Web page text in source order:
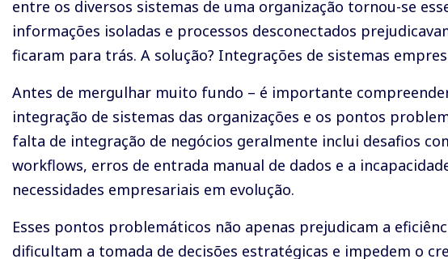
entre os diversos sistemas de uma organização tornou-se
informações isoladas e processos desconectados
ficaram para trás. A solução? Integrações de sistemas
Antes de mergulhar muito fundo – é importante
integração de sistemas das organizações e os pontos
falta de integração de negócios geralmente inclui desafios
workflows, erros de entrada manual de dados e a
necessidades empresariais em evolução.
Esses pontos problemáticos não apenas prejudicam a
dificultam a tomada de decisões estratégicas e impedem o